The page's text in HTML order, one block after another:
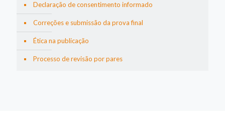
Declaração de consentimento informado
Correções e submissão da prova final
Ética na publicação
Processo de revisão por pares